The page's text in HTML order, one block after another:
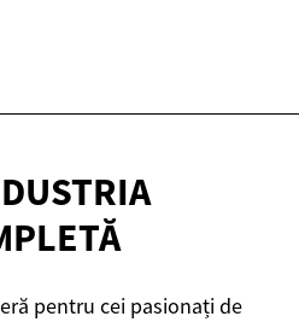
pentru cei pasionați de